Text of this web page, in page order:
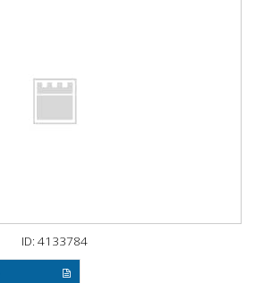
ID: 4133784